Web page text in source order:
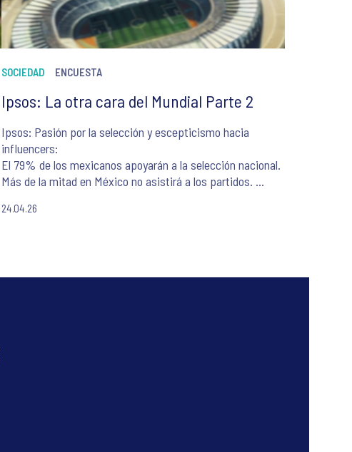
SOCIEDAD ENCUESTA
Ipsos: La otra cara del Mundial Parte 2
Ipsos: Pasión por la selección y escepticismo hacia
influencers:
El 79% de los mexicanos apoyarán a la selección nacional.
Más de la mitad en México no asistirá a los partidos.
desconfianza en el 52%
24.04.26